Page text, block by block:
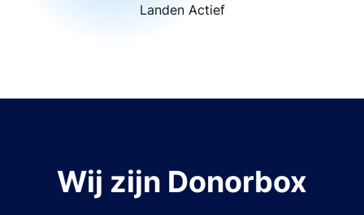
Landen Actief
Wij zijn Donorbox